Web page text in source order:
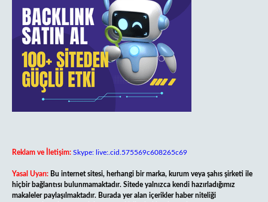
Reklam ve İletişim: Skype: live:.cid.575569c608265c69
Yasal Uyarı: Bu internet sitesi, herhangi bir marka, kurum veya şahıs şirketi ile
hiçbir bağlantısı bulunmamaktadır. Sitede yalnızca kendi hazırladığımız
makaleler paylaşılmaktadır. Burada yer alan içerikler haber niteliği